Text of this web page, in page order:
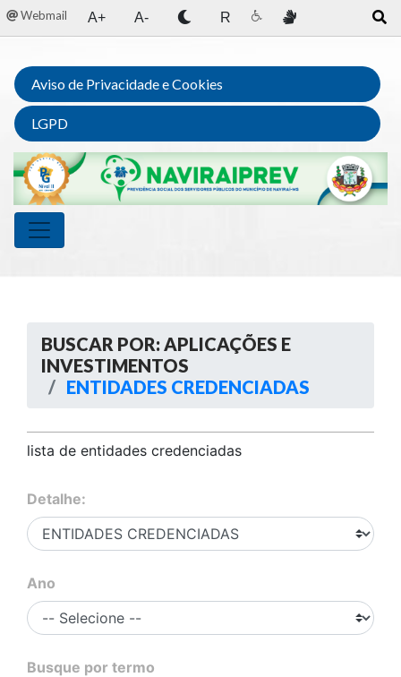
Webmail A+ A- R
Aviso de Privacidade e Cookies
LGPD
BUSCAR POR: APLICAÇÕES E
INVESTIMENTOS
ENTIDADES CREDENCIADAS
lista de entidades credenciadas
Detalhe:
Ano
Busque por termo